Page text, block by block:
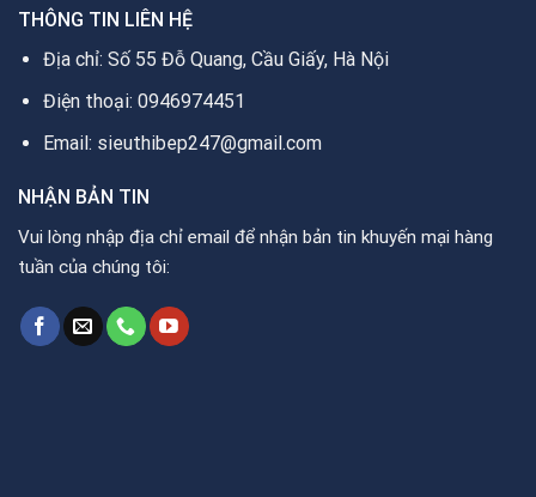
THÔNG TIN LIÊN HỆ
Địa chỉ: Số 55 Đỗ Quang, Cầu Giấy, Hà Nội
Điện thoại: 0946974451
Email: sieuthibep247@gmail.com
NHẬN BẢN TIN
Vui lòng nhập địa chỉ email để nhận bản tin khuyến mại hàng
tuần của chúng tôi: